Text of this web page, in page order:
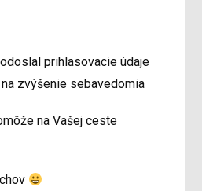
prihlasovacie údaje
zvýšenie sebavedomia
na Vašej ceste